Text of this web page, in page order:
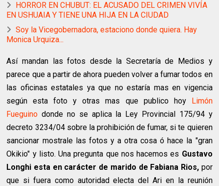
HORROR EN CHUBUT: EL ACUSADO DEL CRIMEN VIVÍA
EN USHUAIA Y TIENE UNA HIJA EN LA CIUDAD
Soy la Vicegobernadora, estaciono donde quiera. Hay
Monica Urquiza...
Así mandan las fotos desde la Secretaría de Medios y
parece que a partir de ahora pueden volver a fumar todos en
las oficinas estatales ya que no estaría mas en vigencia
según esta foto y otras mas que publico hoy
Limón
Fueguino donde no se aplica la Ley Provincial 175/94 y
decreto 3234/04 sobre la prohibición de fumar, si te quieren
sancionar mostrale las fotos y a otra cosa ó hace la "gran
Okikio" y listo. Una pregunta que nos hacemos es Gustavo
Longhi esta en carácter de marido de Fabiana Rios, por
que si fuera como autoridad electa del Ari en la reunión